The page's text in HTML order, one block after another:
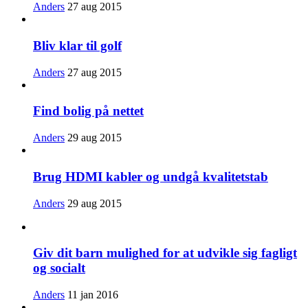
Anders 27 aug 2015
Bliv klar til golf
Anders 27 aug 2015
Find bolig på nettet
Anders 29 aug 2015
Brug HDMI kabler og undgå kvalitetstab
Anders 29 aug 2015
Giv dit barn mulighed for at udvikle sig fagligt
og socialt
Anders 11 jan 2016